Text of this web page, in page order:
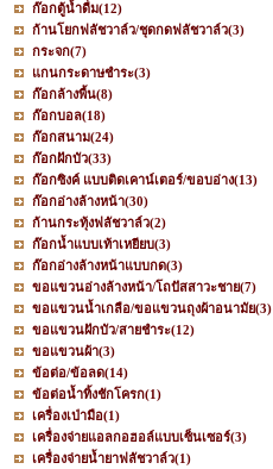
ก๊อกตู้น้ำดื่ม(12)
ก้านโยกฟลัชวาล์ว/ชุดกดฟลัชวาล์ว(3)
กระจก(7)
แกนกระดาษชำระ(3)
ก๊อกล้างพื้น(8)
ก๊อกบอล(18)
ก๊อกสนาม(24)
ก๊อกฝักบัว(33)
ก๊อกซิงค์ แบบติดเคาน์เตอร์/ขอบอ่าง(13)
ก๊อกอ่างล้างหน้า(30)
ก้านกระทุ้งฟลัชวาล์ว(2)
ก๊อกน้ำแบบเท้าเหยียบ(3)
ก๊อกอ่างล้างหน้าแบบกด(3)
ขอแขวนอ่างล้างหน้า/โถปัสสาวะชาย(7)
ขอแขวนน้ำเกลือ/ขอแขวนถุงผ้าอนามัย(3)
ขอแขวนฝักบัว/สายชำระ(12)
ขอแขวนผ้า(3)
ข้อต่อ/ข้อลด(14)
ข้อต่อน้ำทิ้งชักโครก(1)
เครื่องเป่ามือ(1)
เครื่องจ่ายแอลกอฮอล์แบบเซ็นเซอร์(3)
เครื่องจ่ายน้ำยาฟลัชวาล์ว(1)